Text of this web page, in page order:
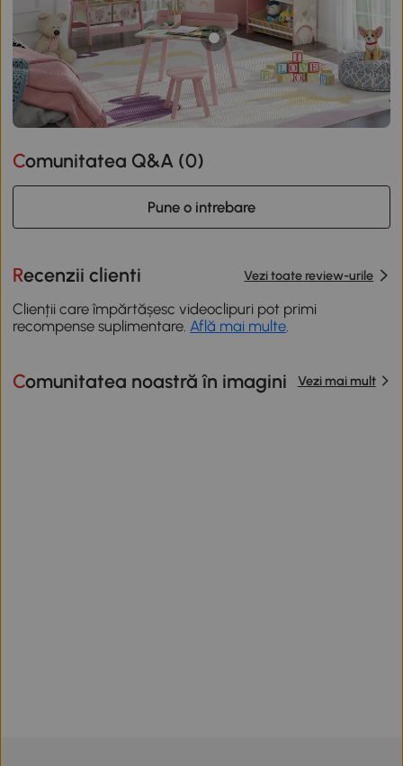
Comunitatea Q&A (0)
Pune o intrebare
Recenzii clienti Vezi toate review-urile
Clienții care împărtășesc videoclipuri pot primi
recompense suplimentare. Află mai multe
Comunitatea noastră în imagini Vezi mai mult